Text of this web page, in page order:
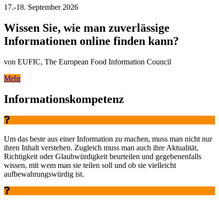
17.-18. September 2026
Wissen Sie, wie man zuverlässige
Informationen online finden kann?
von EUFIC, The European Food Information Council
Mehr
Informationskompetenz
Um das beste aus einer Information zu machen, muss man nicht nur
ihren Inhalt verstehen. Zugleich muss man auch ihre Aktualität,
Richtigkeit oder Glaubwürdigkeit beurteilen und gegebenenfalls
wissen, mit wem man sie teilen soll und ob sie vielleicht
aufbewahrungswürdig ist.